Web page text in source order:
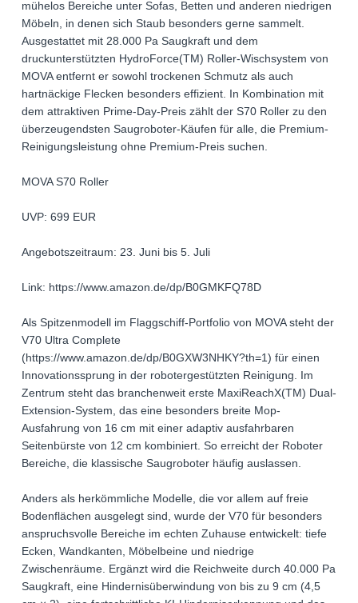
mühelos Bereiche unter Sofas, Betten und anderen niedrigen
Möbeln, in denen sich Staub besonders gerne sammelt.
Ausgestattet mit 28.000 Pa Saugkraft und dem
druckunterstützten HydroForce(TM) Roller-Wischsystem von
MOVA entfernt er sowohl trockenen Schmutz als auch
hartnäckige Flecken besonders effizient. In Kombination mit
dem attraktiven Prime-Day-Preis zählt der S70 Roller zu den
überzeugendsten Saugroboter-Käufen für alle, die Premium-
Reinigungsleistung ohne Premium-Preis suchen.
MOVA S70 Roller
UVP: 699 EUR
Angebotszeitraum: 23. Juni bis 5. Juli
Link: https://www.amazon.de/dp/B0GMKFQ78D
Als Spitzenmodell im Flaggschiff-Portfolio von MOVA steht der
V70 Ultra Complete
(https://www.amazon.de/dp/B0GXW3NHKY?th=1) für einen
Innovationssprung in der robotergestützten Reinigung. Im
Zentrum steht das branchenweit erste MaxiReachX(TM) Dual-
Extension-System, das eine besonders breite Mop-
Ausfahrung von 16 cm mit einer adaptiv ausfahrbaren
Seitenbürste von 12 cm kombiniert. So erreicht der Roboter
Bereiche, die klassische Saugroboter häufig auslassen.
Anders als herkömmliche Modelle, die vor allem auf freie
Bodenflächen ausgelegt sind, wurde der V70 für besonders
anspruchsvolle Bereiche im echten Zuhause entwickelt: tiefe
Ecken, Wandkanten, Möbelbeine und niedrige
Zwischenräume. Ergänzt wird die Reichweite durch 40.000 Pa
Saugkraft, eine Hindernisüberwindung von bis zu 9 cm (4,5